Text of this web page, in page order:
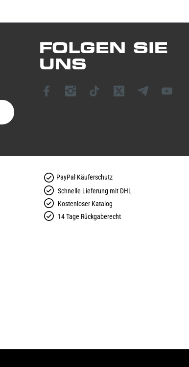
FOLGEN SIE
UNS
PayPal Käuferschutz
Schnelle Lieferung mit DHL
Kostenloser Katalog
14 Tage Rückgaberecht